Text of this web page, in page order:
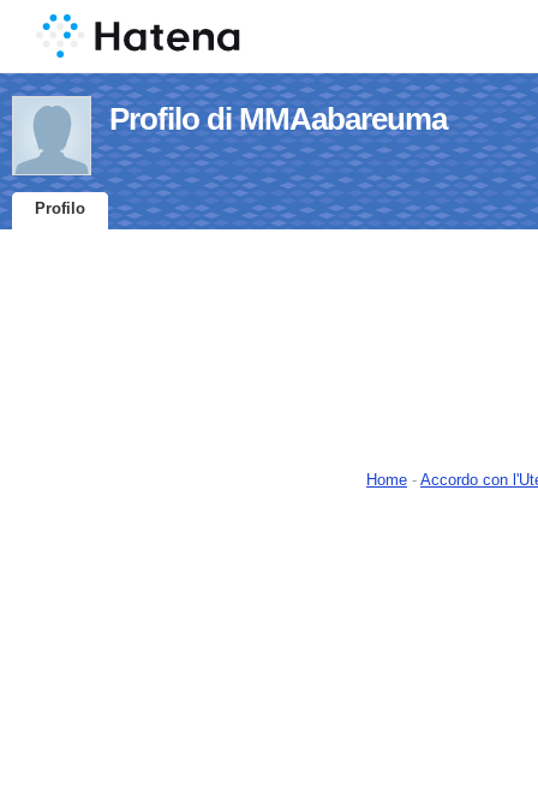
Profilo di MMAabareuma
Profilo
Home - Accordo con